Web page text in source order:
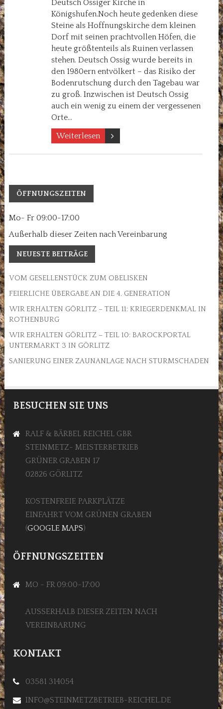
Deutsch Ossiger Kirche in
Königshufen.Noch heute gedenken diese
Steine als Hoffnungskirche dem kleinen
Dorf mit seinen prachtvollen Höfen, die
heute größtenteils als Ruinen verlassen
stehen. Deutsch Ossig wurde bereits in
den 1980ern entvölkert – das Risiko der
Bodenrutschung durch den Tagebau war
zu groß. Inzwischen ist Deutsch Ossig
auch ein wenig zu einem der vergessenen
Orte…
Weiterlesen
ÖFFNUNGSZEITEN
Mo- Fr 09:00-17:00
Außerhalb dieser Zeiten nach Vereinbarung
NEUESTE BEITRÄGE
VOM GESELLENSTÜCK ZUM OBELISKEN
FEIERLICHE ÜBERGABE AN DIE 4. GENERATION
WIR ERHALTEN GÖRLITZ – TEIL 11: KRIEGERDENKMAL IN
ROTHENBURG
WIR ERHALTEN GÖRLITZ – TEIL 10: BAROCKPORTAL
UNTERMARKT 3 IN GÖRLITZ
SANIERUNG EINER ZAUNANLAGE NACH STURMSCHADEN
BESUCHEN SIE UNS
RALF & BÄRBEL REICHEL GBR
STEINMETZ- MEISTERBETRIEB
GRÜNER GRABEN 17
02826 GÖRLITZ
KOSTENFREIE PARKPLÄTZE
EINFAHRT VOM GRÜNEN GRABEN
(GOOGLE MAPS)
ÖFFNUNGSZEITEN
MO - FR 09:00-17:00
AUSSERHALB DIESER ZEITEN NACH V
EREINBARUNG
KONTAKT
03581 314054
INFO@STEINMETZBETRIEB-REICHEL.DE